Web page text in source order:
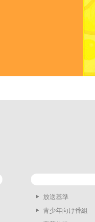
放送基準
青少年向け番組